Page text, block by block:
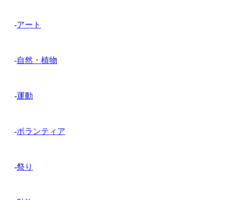
-アート
-自然・植物
-運動
-ボランティア
-祭り